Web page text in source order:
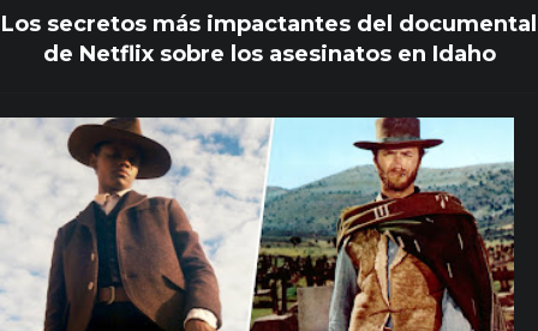
Los secretos más impactantes del documental
de Netflix sobre los asesinatos en Idaho